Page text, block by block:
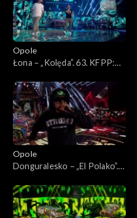
Opole
Łona – „Kolęda”. 63. KFPP:
podwórko 2”
Opole
Donguralesko – „El Polako”.
Jedno podwórko 2”